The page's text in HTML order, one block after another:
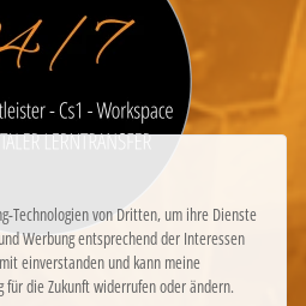
Technologien von Dritten, um ihre Dienste
Werbung entsprechend der Interessen
einverstanden und kann meine
die Zukunft widerrufen oder ändern.